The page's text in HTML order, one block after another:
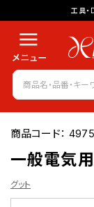
工具
商品コード：
一般電気
グット